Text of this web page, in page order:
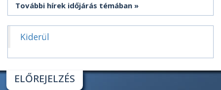
További hírek időjárás témában
Kiderül
ELŐREJELZÉS